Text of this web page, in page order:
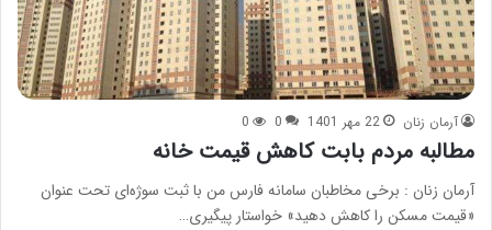
آرمان زنان 22 مهر 1401 0
0
مطالبه مردم بابت کاهش قیمت خانه
آرمان زنان : برخی مخاطبان سامانه فارس من با ثبت سوژه‌ای تحت عنوان
«‌قیمت مسکن را کاهش دهید‌» خواستار پیگیری…